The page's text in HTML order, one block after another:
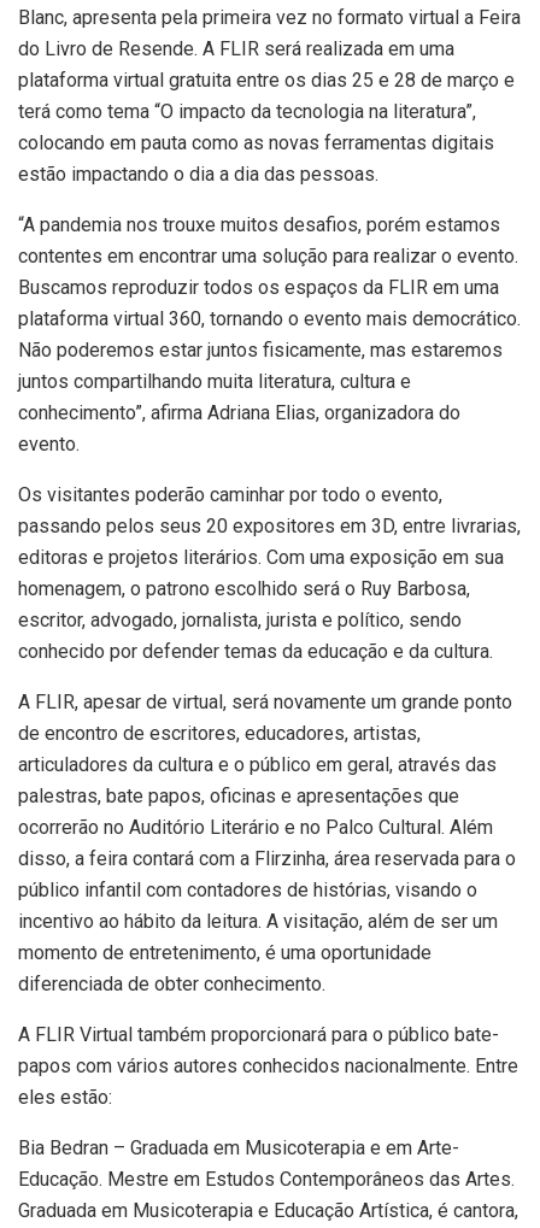
Blanc, apresenta pela primeira vez no formato virtual a Feira
do Livro de Resende. A FLIR será realizada em uma
plataforma virtual gratuita entre os dias 25 e 28 de março e
terá como tema “O impacto da tecnologia na literatura”,
colocando em pauta como as novas ferramentas digitais
estão impactando o dia a dia das pessoas.
“A pandemia nos trouxe muitos desafios, porém estamos
contentes em encontrar uma solução para realizar o evento.
Buscamos reproduzir todos os espaços da FLIR em uma
plataforma virtual 360, tornando o evento mais democrático.
Não poderemos estar juntos fisicamente, mas estaremos
juntos compartilhando muita literatura, cultura e
conhecimento”, afirma Adriana Elias, organizadora do
evento.
Os visitantes poderão caminhar por todo o evento,
passando pelos seus 20 expositores em 3D, entre livrarias,
editoras e projetos literários. Com uma exposição em sua
homenagem, o patrono escolhido será o Ruy Barbosa,
escritor, advogado, jornalista, jurista e político, sendo
conhecido por defender temas da educação e da cultura.
A FLIR, apesar de virtual, será novamente um grande ponto
de encontro de escritores, educadores, artistas,
articuladores da cultura e o público em geral, através das
palestras, bate papos, oficinas e apresentações que
ocorrerão no Auditório Literário e no Palco Cultural. Além
disso, a feira contará com a Flirzinha, área reservada para o
público infantil com contadores de histórias, visando o
incentivo ao hábito da leitura. A visitação, além de ser um
momento de entretenimento, é uma oportunidade
diferenciada de obter conhecimento.
A FLIR Virtual também proporcionará para o público bate-
papos com vários autores conhecidos nacionalmente. Entre
eles estão:
Bia Bedran – Graduada em Musicoterapia e em Arte-
Educação. Mestre em Estudos Contemporâneos das Artes.
Graduada em Musicoterapia e Educação Artística, é cantora,